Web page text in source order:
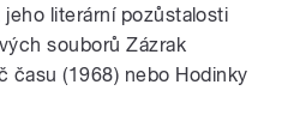
literární pozůstalosti
souborů Zázrak
času (1968) nebo Hodinky